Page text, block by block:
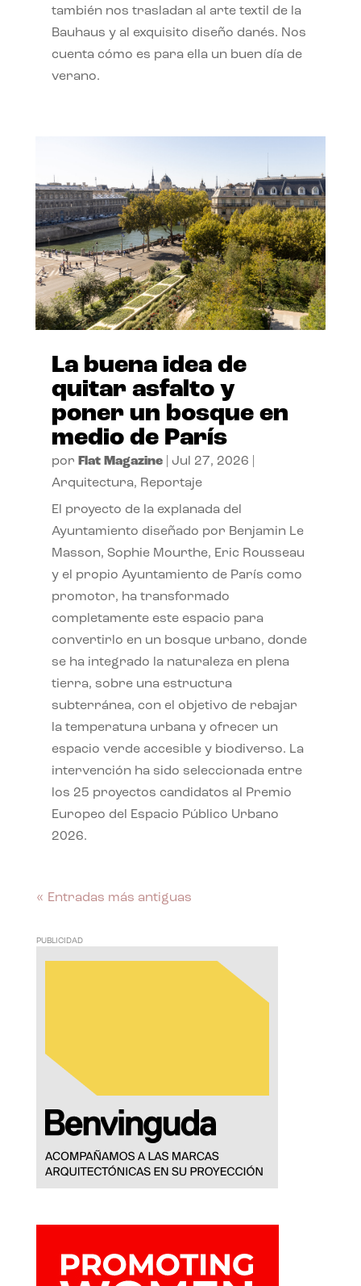
también nos trasladan al arte textil de la
Bauhaus y al exquisito diseño danés. Nos
cuenta cómo es para ella un buen día de
verano.
La buena idea de
quitar asfalto y
poner un bosque en
medio de París
por Flat Magazine| Jul 27, 2026
Arquitectura, Reportaje
El proyecto de la explanada del
Ayuntamiento diseñado por Benjamin Le
Masson, Sophie Mourthe, Eric Rousseau
y el propio Ayuntamiento de París como
promotor, ha transformado
completamente este espacio para
convertirlo en un bosque urbano, donde
se ha integrado la naturaleza en plena
tierra, sobre una estructura
subterránea, con el objetivo de rebajar
la temperatura urbana y ofrecer un
espacio verde accesible y biodiverso. La
intervención ha sido seleccionada entre
los 25 proyectos candidatos al Premio
Europeo del Espacio Público Urbano
2026.
« Entradas más antiguas
PUBLICIDAD